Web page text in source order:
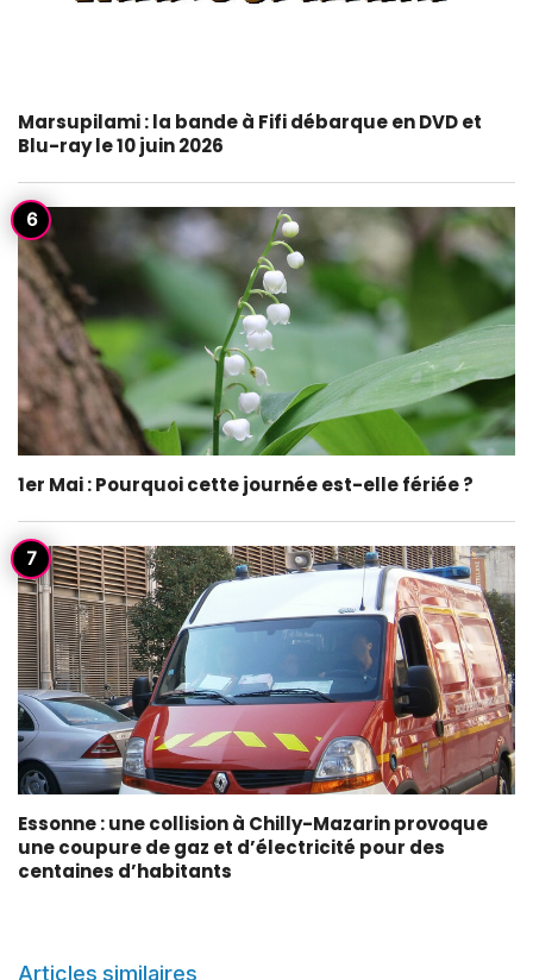
Marsupilami : la bande à Fifi débarque en DVD et
Blu-ray le 10 juin 2026
1er Mai : Pourquoi cette journée est-elle fériée ?
Essonne : une collision à Chilly-Mazarin provoque
une coupure de gaz et d’électricité pour des
centaines d’habitants
Articles similaires